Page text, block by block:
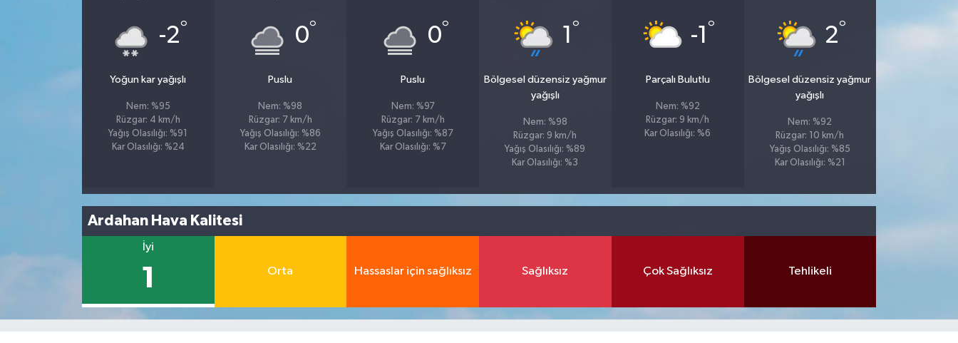
-2°
Yoğun kar yağışlı
Nem: %95
Rüzgar: 4 km/h
Yağış Olasılığı: %91
Kar Olasılığı: %24
0°
Puslu
Nem: %98
Rüzgar: 7 km/h
Yağış Olasılığı: %86
Kar Olasılığı: %22
0°
Puslu
Nem: %97
Rüzgar: 7 km/h
Yağış Olasılığı: %87
Kar Olasılığı: %7
1 °
Bölgesel düzensiz yağmur
yağışlı
Nem: %98
Rüzgar: 9 km/h
Yağış Olasılığı: %89
Kar Olasılığı: %3
-1 °
Parçalı Bulutlu
Nem: %92
Rüzgar: 9 km/h
Kar Olasılığı: %6
2°
Bölgesel düzensiz yağmur
yağışlı
Nem: %92
Rüzgar: 10 km/h
Yağış Olasılığı: %85
Kar Olasılığı: %21
Ardahan Hava Kalitesi
İyi
1 Orta Hassaslar için sağlıksız Sağlıksız Çok Sağlıksız Tehlikeli